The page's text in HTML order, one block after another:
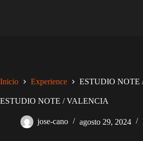
Inicio Experience ESTUDIO NOTE
ESTUDIO NOTE / VALENCIA
jose-cano agosto 29, 2024